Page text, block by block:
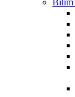
Bilim